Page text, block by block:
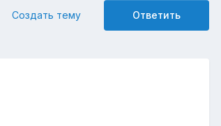
Ответить
Создать тему